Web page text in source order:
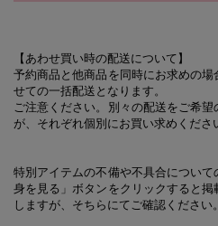
【あわせ買い時の配送について】
予約商品と他商品を同時にお求めの
せての一括配送となります。
ご注意ください。別々の配送をご希
が、それぞれ個別にお買い求めくださ
特別アイテムの不備や不具合につい
身を見る」ボタンをクリックすると
しますが、そちらにてご確認ください。